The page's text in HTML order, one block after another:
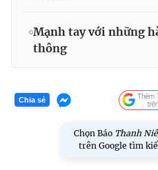
Mạnh tay với những
thông
Chia sẻ
Chọn Báo Thanh
trên Google tìm